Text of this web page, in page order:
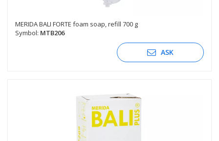
MERIDA BALI FORTE foam soap, refill 700 g
Symbol: MTB206
ASK